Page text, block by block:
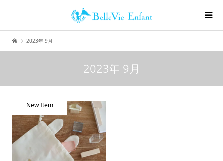
2023年 9月
2023年 9月
New Item